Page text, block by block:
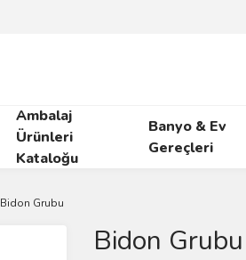
Ambalaj
Ürünleri
Kataloğu
Banyo & Ev
Gereçleri
Bidon Grubu
Bidon Grubu